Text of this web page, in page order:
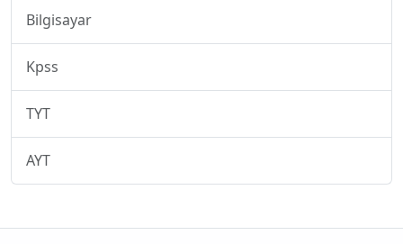
Bilgisayar
Kpss
TYT
AYT